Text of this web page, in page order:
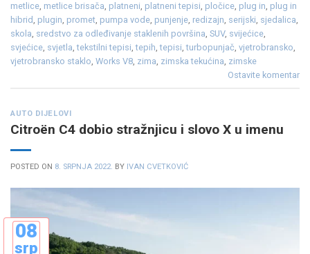
metlice, metlice brisača, platneni, platneni tepisi, pločice, plug in, plug in
hibrid, plugin, promet, pumpa vode, punjenje, redizajn, serijski, sjedalica,
skola, sredstvo za odleđivanje staklenih površina, SUV, svijećice,
svjećice, svjetla,tekstilni tepisi,tepih,tepisi,turbopunjač, vjetrobransko,
vjetrobransko staklo, Works V8, zima, zimska tekućina, zimske
Ostavite komentar
AUTO DIJELOVI
Citroën C4 dobio stražnjicu i slovo X u imenu
POSTED ON 8. SRPNJA 2022. BY IVAN CVETKOVIĆ
08
srp